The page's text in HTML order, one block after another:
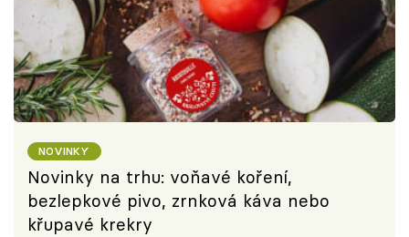
NOVINKY
Novinky na trhu: voňavé koření,
bezlepkové pivo, zrnková káva nebo
křupavé krekry